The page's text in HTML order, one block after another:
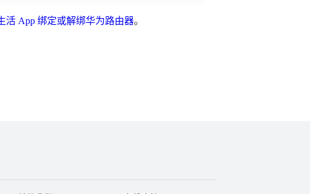
活 App 绑定或解绑华为路由器。